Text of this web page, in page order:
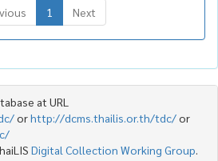
1 Next
at URL
orhttp://dcms.thailis.or.th/tdc/or
Digital Collection Working Group